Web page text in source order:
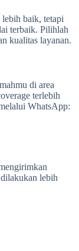
baik, tetapi
terbaik. Pilihlah
kualitas layanan.
di area
terlebih
WhatsApp:
lebih